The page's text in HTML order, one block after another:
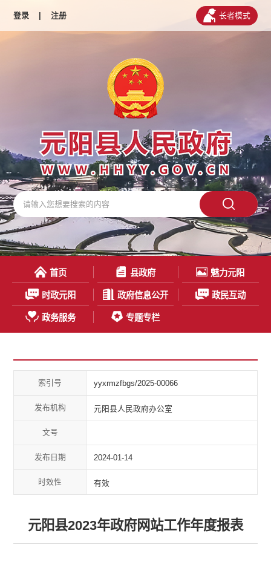
登录 | 注册 长者模式
首页 县政府 魅力元阳
时政元阳 政府信息公开 政民互动
政务服务 专题专栏
索引号 yyxrmzfbgs/2025-00066
发布机构 元阳县人民政府办公室
文号
发布日期 2024-01-14
时效性 有效
元阳县2023年政府网站工作年度报表